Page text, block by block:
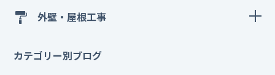
外壁・屋根工事
カテゴリー別ブログ